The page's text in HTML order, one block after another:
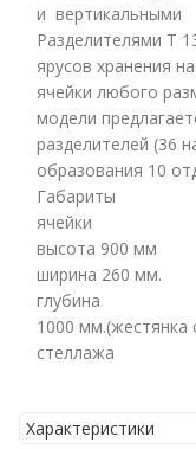
и вертикальными
Разделителями Т
ярусов хранения на
ячейки любого
модели
разделителей (36
образования 10
Габариты
ячейки
высота 900 мм
ширина 260 мм.
глубина
1000 мм.(жестянка
стеллажа
Характеристики